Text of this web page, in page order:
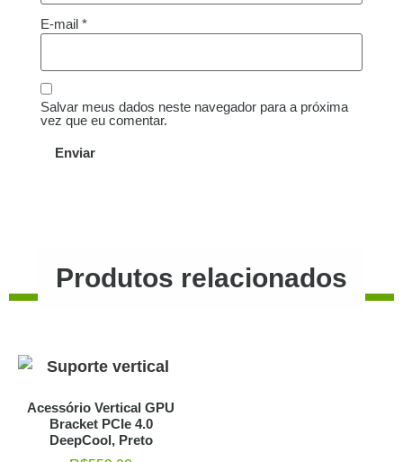
E-mail *
Salvar meus dados neste navegador para a próxima
vez que eu comentar.
Produtos relacionados
Acessório Vertical GPU
Bracket PCIe 4.0
DeepCool, Preto